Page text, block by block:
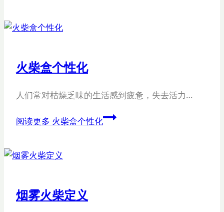
火柴盒个性化
人们常对枯燥乏味的生活感到疲惫，失去活力…
阅读更多 火柴盒个性化
烟雾火柴定义